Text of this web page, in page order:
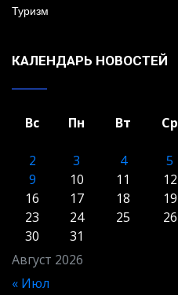
Туризм
КАЛЕНДАРЬ НОВОСТЕЙ
Август 2026
Вс Пн Вт Ср
2
3 4 5
9
10 11 12
16
17 18 19
23
24 25 26
30
31
« Июл